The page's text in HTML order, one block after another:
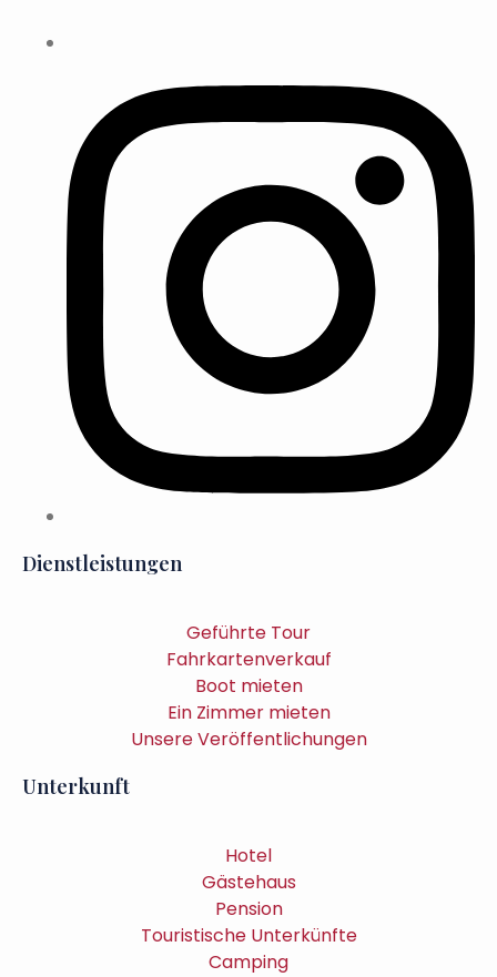
Dienstleistungen
Geführte Tour
Fahrkartenverkauf
Boot mieten
Ein Zimmer mieten
Unsere Veröffentlichungen
Unterkunft
Hotel
Gästehaus
Pension
Touristische Unterkünfte
Camping